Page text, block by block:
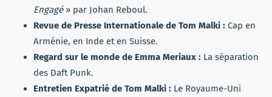
Engagé» par Johan Reboul.
Revue de Presse Internationale de Tom Malki : Cap en
Arménie, en Inde et en Suisse.
Regard sur le monde de Emma Meriaux : La séparation
des Daft Punk.
Entretien Expatrié de Tom Malki : Le Royaume-Uni